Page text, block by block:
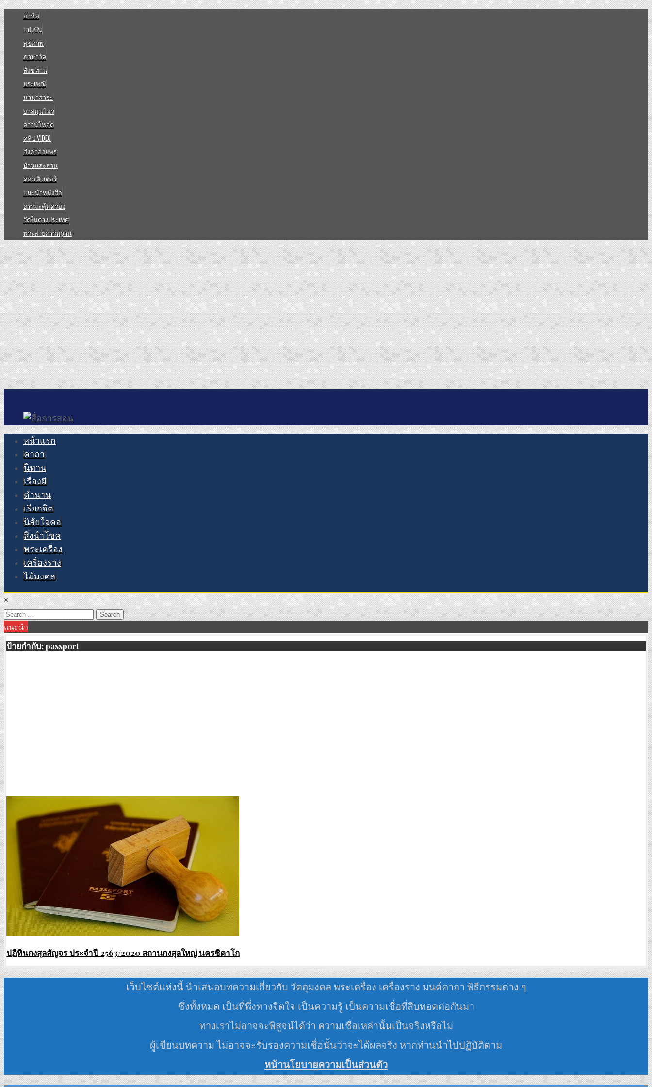
อาชีพ
แบ่งปัน
สุขภาพ
ภาษาวัด
สังฆทาน
ประเพณี
นานาสาระ
ยาสมุนไพร
ดาวน์โหลด
คลิป VIDEO
ส่งคำอวยพร
บ้านและสวน
คอมพิวเตอร์
แนะนำหนังสือ
ธรรมะคุ้มครอง
วัดในต่างประเทศ
พระสายกรรมฐาน
หน้าแรก
คาถา
นิทาน
เรื่องผี
ตำนาน
เรียกจิต
นิสัยใจคอ
สิ่งนำโชค
พระเครื่อง
เครื่องราง
ไม้มงคล
×
Search
for:
แนะนำ
ป้ายกำกับ: passport
ปฏิทินกงสุลสัญจร ประจำปี 2563/2020 สถานกงสุลใหญ่ นครชิคาโก
เว็บไซต์แห่งนี้ นำเสนอบทความเกี่ยวกับ วัตถุมงคล พระเครื่อง เครื่องราง มนต์คาถา พิธีกรรมต่าง ๆ
ซึ่งทั้งหมด เป็นที่พึ่งทางจิตใจ เป็นความรู้ เป็นความเชื่อที่สืบทอดต่อกันมา
ทางเราไม่อาจจะพิสูจน์ได้ว่า ความเชื่อเหล่านั้นเป็นจริงหรือไม่
ผู้เขียนบทความ ไม่อาจจะรับรองความเชื่อนั้นว่าจะได้ผลจริง หากท่านนำไปปฏิบัติตาม
หน้านโยบายความเป็นส่วนตัว